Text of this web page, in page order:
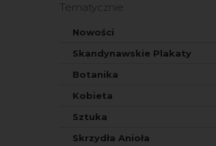
Tematycznie
Nowości
Skandynawskie Plakaty
Botanika
Kobieta
Sztuka
Skrzydła Anioła